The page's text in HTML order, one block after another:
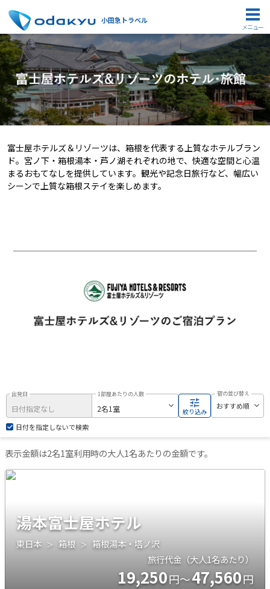
小田急トラベル
メニュー
富士屋ホテルズ＆リゾーツは、箱根を代表する上質なホテルブラン
ド。宮ノ下・箱根湯本・芦ノ湖それぞれの地で、快適な空間と心温
まるおもてなしを提供しています。観光や記念日旅行など、幅広い
シーンで上質な箱根ステイを楽しめます。
出発日 1部屋あたりの人数
日付を指定しないで検索
絞り込み
宿の並び替え
表示金額は2名1室利用時の大人1名あたりの金額です。
湯本富士屋ホテル
東日本 箱根
箱根湯本・塔ノ沢
旅行代金（大人1名あたり）
19,250円～47,560円